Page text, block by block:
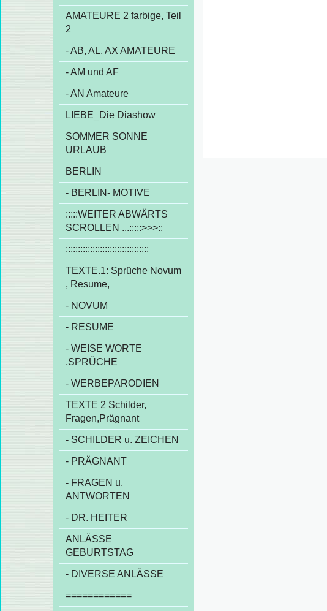
AMATEURE 2 farbige, Teil
2
- AB, AL, AX AMATEURE
- AM und AF
- AN Amateure
LIEBE_Die Diashow
SOMMER SONNE
URLAUB
BERLIN
- BERLIN- MOTIVE
:::::WEITER ABWÄRTS
SCROLLEN ...:::::>>>::
::::::::::::::::::::::::::::::::::
TEXTE.1: Sprüche Novum
, Resume,
- NOVUM
- RESUME
- WEISE WORTE
,SPRÜCHE
- WERBEPARODIEN
TEXTE 2 Schilder,
Fragen,Prägnant
- SCHILDER u. ZEICHEN
- PRÄGNANT
- FRAGEN u.
ANTWORTEN
- DR. HEITER
ANLÄSSE
GEBURTSTAG
- DIVERSE ANLÄSSE
============